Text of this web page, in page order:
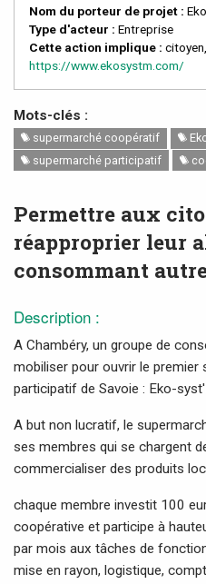
Nom du porteur de projet :
Type d'acteur : Entreprise
Cette action implique :
https://www.ekosystm.com/
Mots-clés :
supermarché coopératif
supermarché participatif
Permettre aux
réapproprier leur
consommant
Description :
A Chambéry, un groupe de
mobiliser pour ouvrir le
participatif de Savoie : Eko-
A but non lucratif, le
ses membres qui se chargent
commercialiser des produits
chaque membre investit 100
coopérative et participe à
par mois aux tâches de
mise en rayon, logistique,